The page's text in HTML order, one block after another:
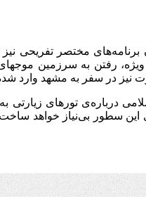
مختصر تفریحی نیز در
ویژه، رفتن به سرزمین
نیز در سفر به مشهد وارد
درباره‌ی تورهای
این سطور بی‌نیاز خواهد